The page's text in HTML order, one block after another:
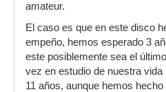
amateur.
El caso es que en este disco
empeño, hemos esperado 3
este posiblemente sea el
vez en estudio de nuestra
11 años, aunque hemos